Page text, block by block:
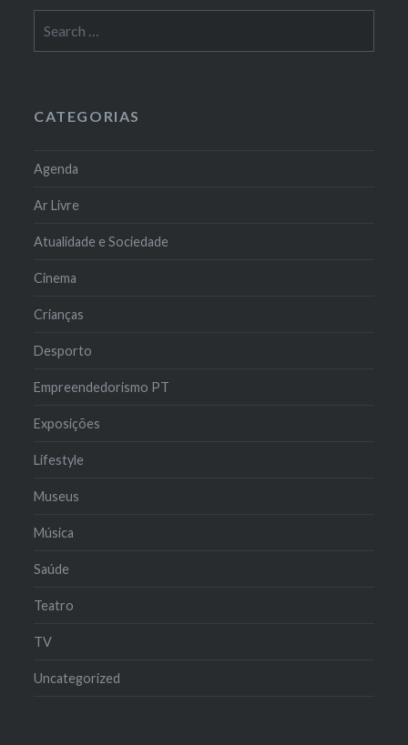
for:
CATEGORIAS
Agenda
Ar Livre
Atualidade e Sociedade
Cinema
Crianças
Desporto
Empreendedorismo PT
Exposições
Lifestyle
Museus
Música
Saúde
Teatro
TV
Uncategorized